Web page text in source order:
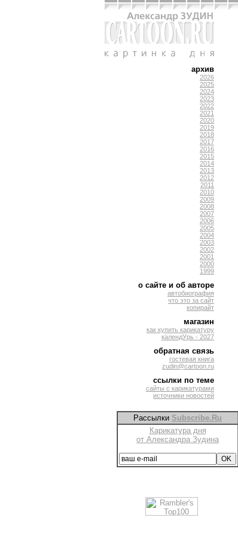
архив
2026
2025
2024
2023
2022
2021
2020
2019
2018
2017
2016
2015
2014
2013
2012
2011
2010
2009
2008
2007
2006
2005
2004
2003
2002
2001
2000
1999
о сайте и об авторе
автобиография
что это за сайт
копирайт
магазин
как купить карикатуру
календУрь - 2027
обратная связь
гостевая книга
zudin@cartoon.ru
ссылки по теме
сайты с карикатурами
источники новостей
Рассылки Subscribe.Ru
Карикатура дня
от Александра Зудина